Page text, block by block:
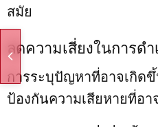
สมัย
ลดความเสี่ยงในการด
การระบุปัญหาที่อาจเกิด
ป้องกันความเสียหายที่อา